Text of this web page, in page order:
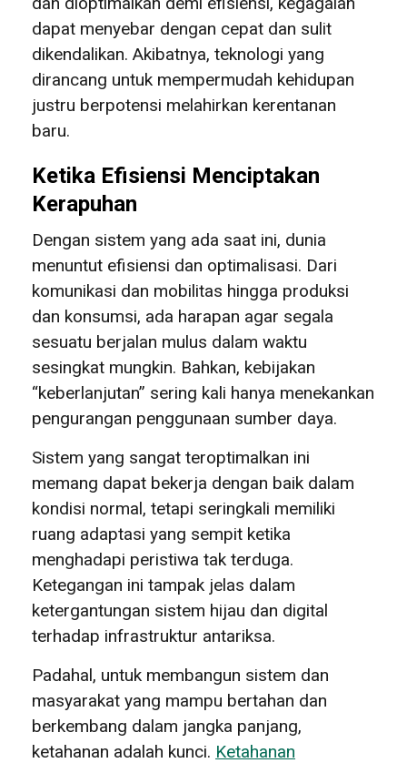
dapat menyebar dengan cepat dan sulit
dikendalikan. Akibatnya, teknologi yang
dirancang untuk mempermudah kehidupan
justru berpotensi melahirkan kerentanan
baru.
Ketika Efisiensi Menciptakan
Kerapuhan
Dengan sistem yang ada saat ini, dunia
menuntut efisiensi dan optimalisasi. Dari
komunikasi dan mobilitas hingga produksi
dan konsumsi, ada harapan agar segala
sesuatu berjalan mulus dalam waktu
sesingkat mungkin. Bahkan, kebijakan
“keberlanjutan” sering kali hanya menekankan
pengurangan penggunaan sumber daya.
Sistem yang sangat teroptimalkan ini
memang dapat bekerja dengan baik dalam
kondisi normal, tetapi seringkali memiliki
ruang adaptasi yang sempit ketika
menghadapi peristiwa tak terduga.
Ketegangan ini tampak jelas dalam
ketergantungan sistem hijau dan digital
terhadap infrastruktur antariksa.
Padahal, untuk membangun sistem dan
masyarakat yang mampu bertahan dan
berkembang dalam jangka panjang,
ketahanan adalah kunci. Ketahanan